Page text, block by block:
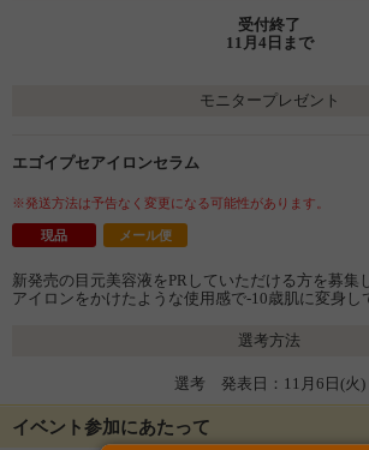
受付終了
11月4日まで
モニタープレゼント
エゴイプセアイロンセラム
※発送方法は予告なく変更になる可能性があります。
現品 メール便
新発売の目元美容液をPRしていただける方を募集
アイロンをかけたような使用感で-10歳肌に変身し
選考方法
選考 発表日：11月6日(火)
イベント参加にあたって